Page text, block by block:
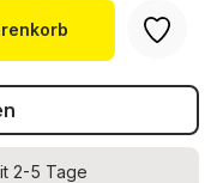
2-5 Tage